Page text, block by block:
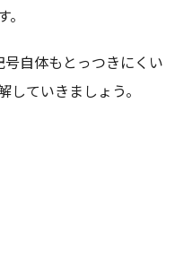
自体もとっつきにくい
ていきましょう。